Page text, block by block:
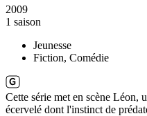
2009
1 saison
Jeunesse
Fiction, Comédie
Cette série met en scène Léon,
écervelé dont l'instinct de